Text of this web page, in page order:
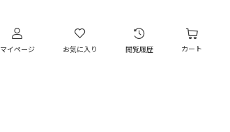
マイページ お気に入り 閲覧履歴 カート